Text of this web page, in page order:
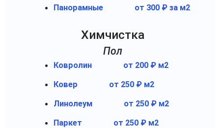
Панорамные
от 300 ₽ за м2
Химчистка
Пол
Ковролин от 200 ₽ м2
Ковер от 250 ₽ м2
Линолеум от 250 ₽ м2
Паркет от 250 ₽ м2